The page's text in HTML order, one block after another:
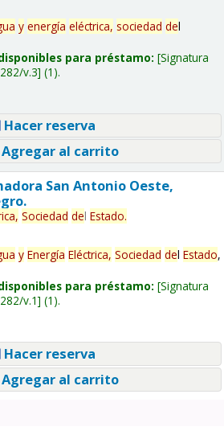
y energía eléctrica, sociedad del
para préstamo: Signatura
v.3 (1).
Hacer reserva
al carrito
San Antonio Oeste,
Sociedad del Estado.
y Energía Eléctrica, Sociedad del Estado,
para préstamo: Signatura
v.1 (1).
Hacer reserva
al carrito